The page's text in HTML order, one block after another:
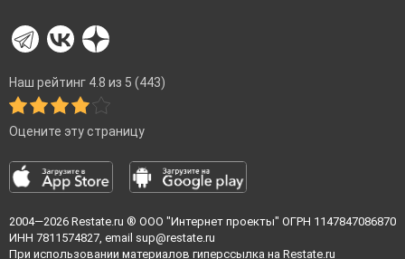
Наш рейтинг 4.8 из 5 (443)
Оцените эту страницу
2004—2026 Restate.ru ® ООО "Интернет проекты" ОГРН 1147847086870
ИНН 7811574827, email sup@restate.ru
При использовании материалов гиперссылка на Restate.ru